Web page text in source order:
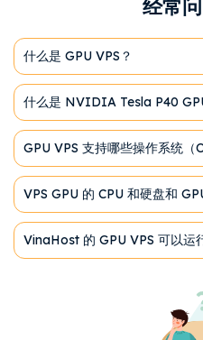
经常
什么是 GPU VPS？
什么是 NVIDIA Tesla P40
GPU VPS 支持哪些操作系统（
VPS GPU 的 CPU 和硬盘和
VinaHost 的 GPU VPS 可以运